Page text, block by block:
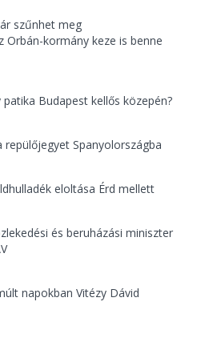
szűnhet meg
Orbán-kormány keze is benne
Budapest kellős közepén?
Spanyolországba
eloltása Érd mellett
és beruházási miniszter
napokban Vitézy Dávid